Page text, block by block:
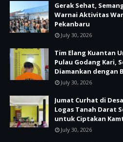
Gerak Sehat,
Warnai Aktivitas
Pekanbaru
July 30, 2026
Tim Elang Kuantan
Pulau Godang Kari,
Diamankan dengan
July 30, 2026
Jumat Curhat di
Logas Tanah Darat
untuk Ciptakan
July 30, 2026